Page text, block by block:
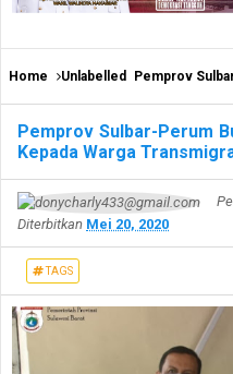
Home Unlabelled Pemprov Sulbar-Perum
Pemprov Sulbar-Perum
Kepada Warga
Diterbitkan Mei 20, 2020
TAGS